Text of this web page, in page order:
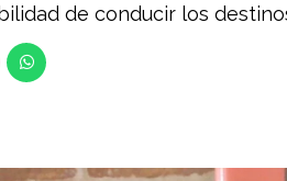
de conducir los